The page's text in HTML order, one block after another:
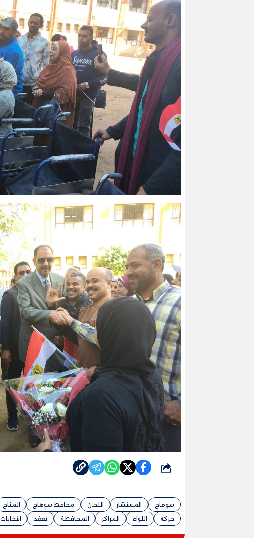
شارك
سوهاج المستشار اللجان محافظ سوهاج المناخ
حركة
اللواء المراكز المحافظة تفقد انتخابات